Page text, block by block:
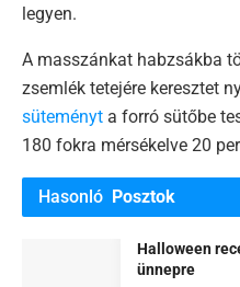
legyen.
A masszánkat habzsákba
zsemlék tetejére keresztet
süteményt a forró sütőbe
180 fokra mérsékelve 20
Hasonló Posztok
Halloween
ünnepre